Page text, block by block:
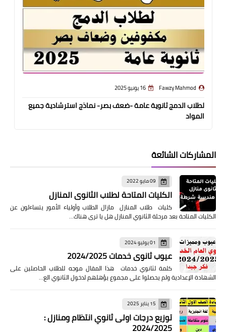
Fawzy Mahmod 16 يونيو 2025
لطلاب الدمج ثانوية عامة -ضعف بصر- نماذج استرشادية جميع
المواد
المشاركات الشائعة
09 مايو 2022
الكليات المتاحة لطلاب الثانوى المنازل
كليات طلاب المنازل مازال الطلاب وأولياء الأمور يتساءلون عن
الكليات المتاحة بعد مرحلة الثانوي المنازل هل يا ترى هناك…
01 يوليو 2024
عيوب ثانوي خدمات 2024/2025
كلمة لثانوي خدمات هذا المقال موجه للطلاب الحاصلين على
الشهادة الإعدادية ولم يحصلوا على مجموع يؤهلهم لدخول الثانوي الع…
15 يناير 2025
توزيع درجات اولى ثانوي انتظام ومنازل :
2024/2025